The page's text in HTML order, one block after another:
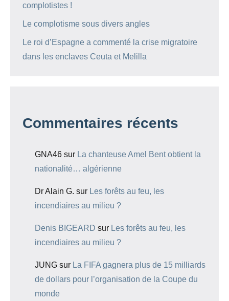
complotistes !
Le complotisme sous divers angles
Le roi d’Espagne a commenté la crise migratoire
dans les enclaves Ceuta et Melilla
Commentaires récents
GNA46 sur La chanteuse Amel Bent obtient la
nationalité… algérienne
Dr Alain G. sur Les forêts au feu, les
incendiaires au milieu ?
Denis BIGEARD sur Les forêts au feu, les
incendiaires au milieu ?
JUNG sur La FIFA gagnera plus de 15 milliards
de dollars pour l’organisation de la Coupe du
monde